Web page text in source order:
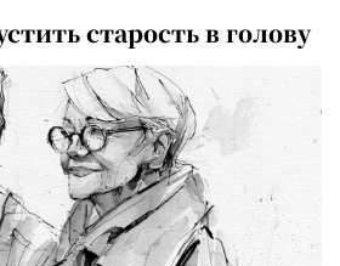
старость в голову